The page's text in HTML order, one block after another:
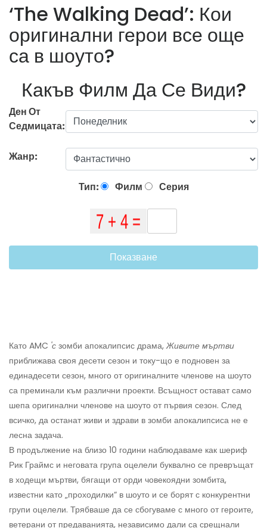
‘The Walking Dead’: Кои
оригинални герои все още
са в шоуто?
Какъв Филм Да Се Види?
Ден От
Седмицата:
Жанр:
Тип: Филм Серия
Показване
Като AMC 'с зомби апокалипсис драма,Живите мъртви
приближава своя десети сезон и току-що е подновен за
единадесети сезон, много от оригиналните членове на шоуто
са преминали към различни проекти. Всъщност остават само
шепа оригинални членове на шоуто от първия сезон. След
всичко, да останат живи и здрави в зомби апокалипсиса не е
лесна задача.
В продължение на близо 10 години наблюдаваме как шериф
Рик Граймс и неговата група оцелели буквално се превръщат
в ходещи мъртви, бягащи от орди човекоядни зомбита,
известни като „проходилки“ в шоуто и се борят с конкурентни
групи оцелели. Трябваше да се сбогуваме с много от героите,
ветерани от предаванията, независимо дали са срещнали